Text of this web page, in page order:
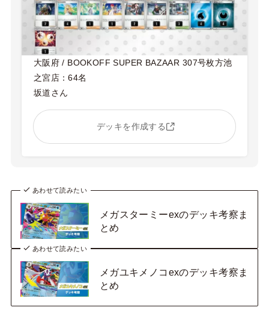
大阪府 / BOOKOFF SUPER BAZAAR 307号枚方池
之宮店：64名
坂道さん
デッキを作成する
あわせて読みたい
メガスターミーexのデッキ考察ま
とめ
あわせて読みたい
メガユキメノコexのデッキ考察ま
とめ